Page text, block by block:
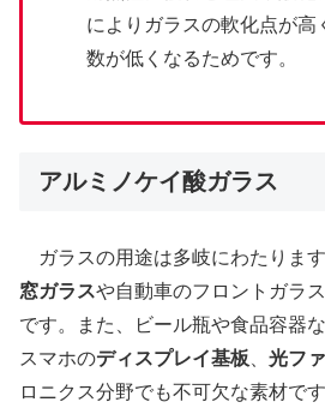
によりガラスの軟化点が高
数が低くなるためです。
アルミノケイ酸ガラス
ガラスの用途は多岐にわたりま
窓ガラスや自動車のフロントガラ
です。また、ビール瓶や食品容器
スマホのディスプレイ基板 光フ
ロニクス分野でも不可欠な素材です